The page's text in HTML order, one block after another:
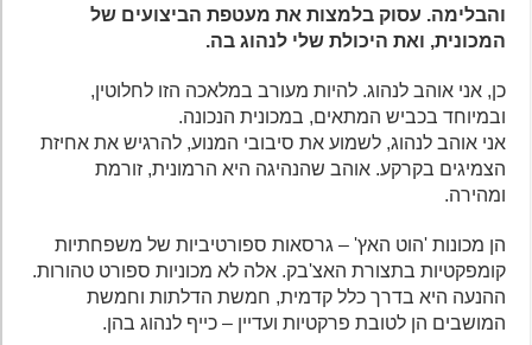
והבלימה. עסוק בלמצות את מעטפת הביצועים של
המכונית, ואת היכולת שלי לנהוג בה.
כן, אני אוהב לנהוג. להיות מעורב במלאכה הזו לחלוטין,
ובמיוחד בכביש המתאים, במכונית הנכונה.
אני אוהב לנהוג, לשמוע את סיבובי המנוע, להרגיש את אחיזת
הצמיגים בקרקע. אוהב שהנהיגה היא הרמונית, זורמת
ומהירה.
הן מכונות 'הוט האץ' – גרסאות ספורטיביות של משפחתיות
קומפקטיות בתצורת האצ'בק. אלה לא מכוניות ספורט טהורות.
ההנעה היא בדרך כלל קדמית, חמשת הדלתות וחמשת
המושבים הן לטובת פרקטיות ועדיין – כייף לנהוג בהן.